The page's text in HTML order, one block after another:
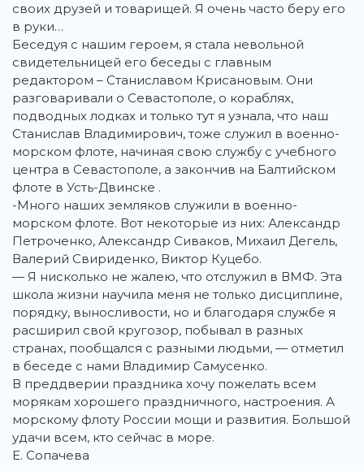
своих друзей и товарищей. Я очень часто беру его
в руки…
Беседуя с нашим героем, я стала невольной
свидетельницей его беседы с главным
редактором – Станиславом Крисановым. Они
разговаривали о Севастополе, о кораблях,
подводных лодках и только тут я узнала, что наш
Станислав Владимирович, тоже служил в военно-
морском флоте, начиная свою службу с учебного
центра в Севастополе, а закончив на Балтийском
флоте в Усть-Двинске .
-Много наших земляков служили в военно-
морском флоте. Вот некоторые из них: Александр
Петроченко, Александр Сиваков, Михаил Дегель,
Валерий Свириденко, Виктор Куцебо.
— Я нисколько не жалею, что отслужил в ВМФ. Эта
школа жизни научила меня не только дисциплине,
порядку, выносливости, но и благодаря службе я
расширил свой кругозор, побывал в разных
странах, пообщался с разными людьми, — отметил
в беседе с нами Владимир Самусенко.
В преддверии праздника хочу пожелать всем
морякам хорошего праздничного, настроения. А
морскому флоту России мощи и развития. Большой
удачи всем, кто сейчас в море.
Е. Сопачева